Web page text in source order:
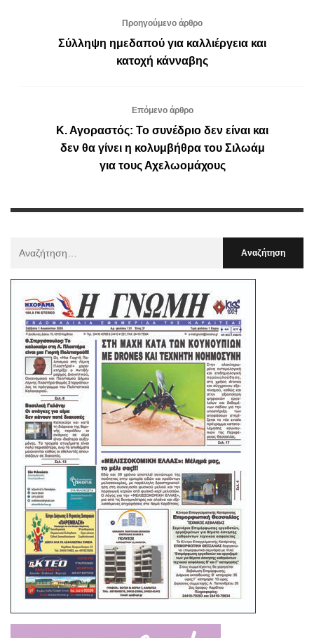
Προηγούμενο άρθρο
Σύλληψη ημεδαπού για καλλιέργεια και
κατοχή κάνναβης
Επόμενο άρθρο
Κ. Αγοραστός: Το συνέδριο δεν είναι και
δεν θα γίνει η κολυμβήθρα του Σιλωάμ
για τους Αχελωομάχους
: